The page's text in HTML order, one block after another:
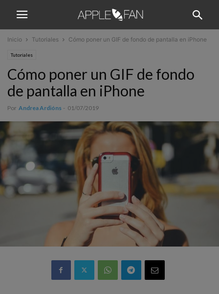
Inicio Tutoriales Cómo poner un GIF de fondo de pantalla en iPhone
Tutoriales
Cómo poner un GIF de fondo
de pantalla en iPhone
Por Andrea Ardións - 01/07/2019